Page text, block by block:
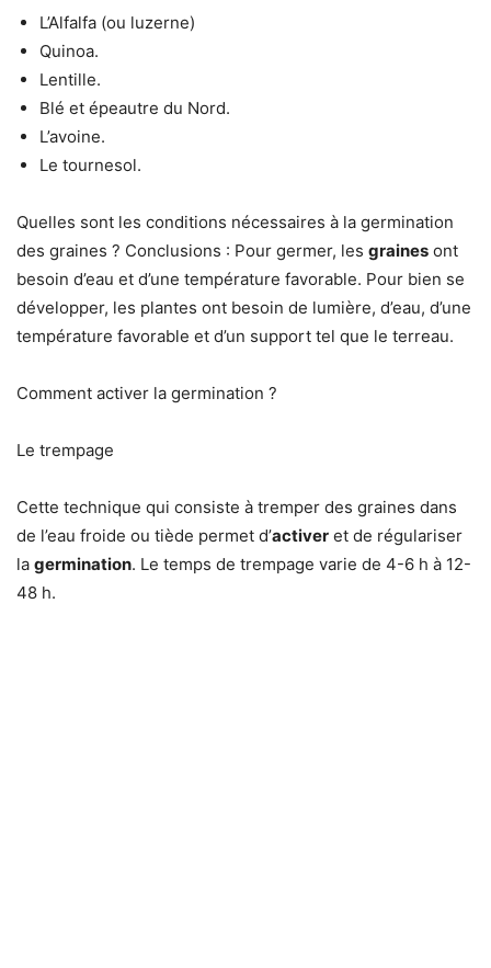
L’Alfalfa (ou luzerne)
Quinoa.
Lentille.
Blé et épeautre du Nord.
L’avoine.
Le tournesol.
Quelles sont les conditions nécessaires à la germination
des graines ? Conclusions : Pour germer, les graines ont
besoin d’eau et d’une température favorable. Pour bien se
développer, les plantes ont besoin de lumière, d’eau, d’une
température favorable et d’un support tel que le terreau.
Comment activer la germination ?
Le trempage
Cette technique qui consiste à tremper des graines dans
de l’eau froide ou tiède permet d’activer et de régulariser
la germination. Le temps de trempage varie de 4-6 h à 12-
48 h.